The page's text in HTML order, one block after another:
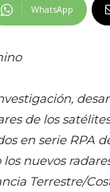
WhatsApp
de los
en serie RPA
los nuevos
Terrestre/